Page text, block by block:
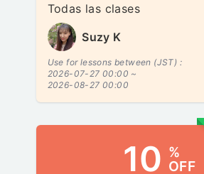
Todas las clases
Suzy K
Use for lessons between (JST) :
2026-07-27 00:00 ~
2026-08-27 00:00
10 %
OFF